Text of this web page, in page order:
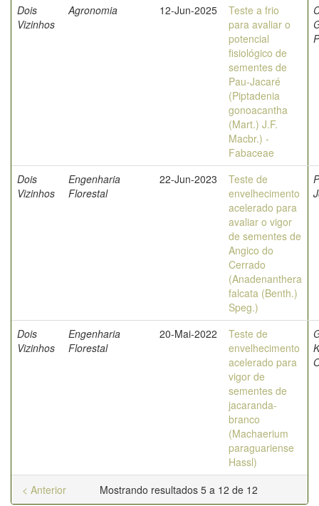
Dois
Vizinhos
Agronomia 12-Jun-2025
Teste a frio
para avaliar o
potencial
fisiológico de
sementes de
Pau-Jacaré
(Piptadenia
gonoacantha
(Mart.) J.F.
Macbr.) -
Fabaceae
Dois
Vizinhos
Engenharia
Florestal
22-Jun-2023
Teste de
envelhecimento
acelerado para
avaliar o vigor
de sementes de
Angico do
Cerrado
(Anadenanthera
falcata (Benth.)
Speg.)
Dois
Vizinhos
Engenharia
Florestal
20-Mai-2022
Teste de
envelhecimento
acelerado para
vigor de
sementes de
jacaranda-
branco
(Machaerium
paraguariense
Hassl)
Mostrando resultados 5 a 12 de 12
< Anterior